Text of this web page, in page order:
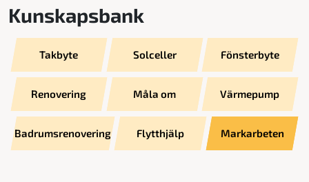
Kunskapsbank
Takbyte Solceller Fönsterbyte
Renovering Måla om Värmepump
Badrumsrenovering Flytthjälp Markarbeten